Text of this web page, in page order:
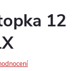
12